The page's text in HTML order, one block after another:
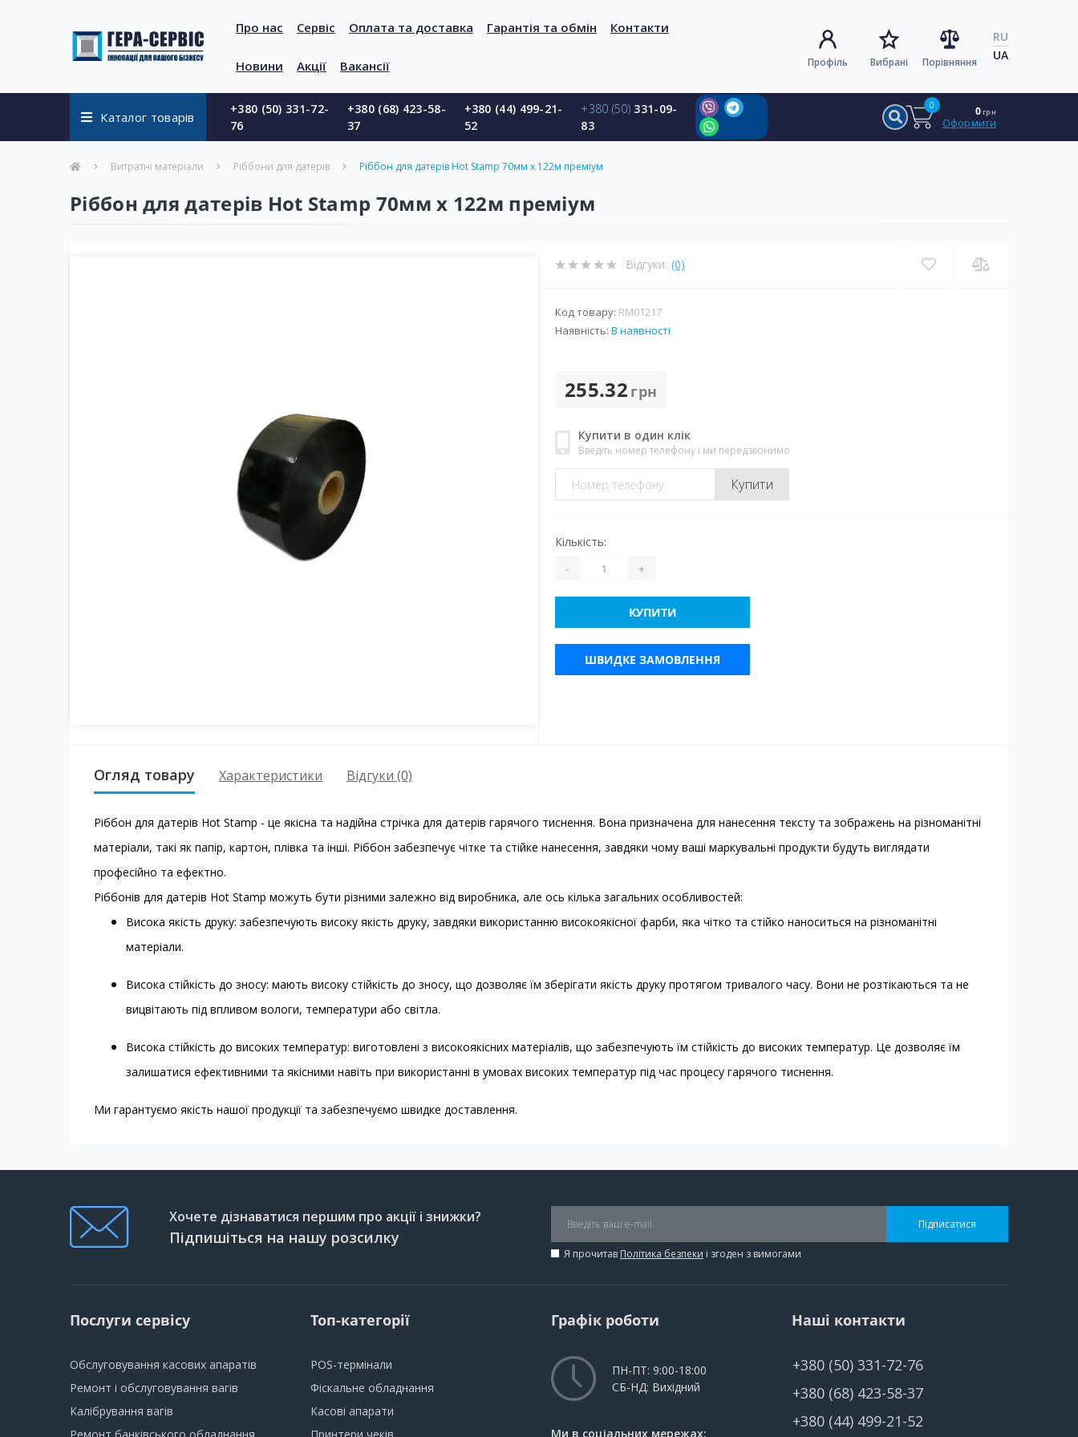
Про нас Сервіс Оплата та доставка Гарантія та обмін Контакти
Новини Акції Вакансії Профіль Вибрані Порівняння
RU
UA
Каталог товарів
+380 (50) 331-72-
76
+380 (68) 423-58-
37
+380 (44) 499-21-
52
+380 (50) 331-09-
83
0 0грн
Оформити
Витратні матеріали Ріббони для датерів Ріббон для датерів Hot Stamp 70мм х 122м преміум
Ріббон для датерів Hot Stamp 70мм х 122м преміум
Відгуки: (0)
Код товару: RM01217
Наявність: В наявності
255.32 грн
Купити в один клік
Введіть номер телефону і ми передзвонимо
Купити
Кількість:
- +
КУПИТИ
ШВИДКЕ ЗАМОВЛЕННЯ
Огляд товару Характеристики Відгуки (0)
Ріббон для датерів Hot Stamp - це якісна та надійна стрічка для датерів гарячого тиснення. Вона призначена для нанесення тексту та зображень на різноманітні
матеріали, такі як папір, картон, плівка та інші. Ріббон забезпечує чітке та стійке нанесення, завдяки чому ваші маркувальні продукти будуть виглядати
професійно та ефектно.
Ріббонів для датерів Hot Stamp можуть бути різними залежно від виробника, але ось кілька загальних особливостей:
Висока якість друку: забезпечують високу якість друку, завдяки використанню високоякісної фарби, яка чітко та стійко наноситься на різноманітні
матеріали.
Висока стійкість до зносу: мають високу стійкість до зносу, що дозволяє їм зберігати якість друку протягом тривалого часу. Вони не розтікаються та не
вицвітають під впливом вологи, температури або світла.
Висока стійкість до високих температур: виготовлені з високоякісних матеріалів, що забезпечують їм стійкість до високих температур. Це дозволяє їм
залишатися ефективними та якісними навіть при використанні в умовах високих температур під час процесу гарячого тиснення.
Ми гарантуємо якість нашої продукції та забезпечуємо швидке доставлення.
Хочете дізнаватися першим про акції і знижки?
Підпишіться на нашу розсилку
Підписатися
Я прочитав Політика безпеки і згоден з вимогами
Послуги сервісу
Обслуговування касових апаратів
Ремонт і обслуговування вагів
Калібрування вагів
Топ-категорії
POS-термінали
Фіскальне обладнання
Касові апарати
Графік роботи
ПН-ПТ: 9:00-18:00
СБ-НД: Вихідний
Ми в соціальних мережах:
Наші контакти
+380 (50) 331-72-76
+380 (68) 423-58-37
+380 (44) 499-21-52